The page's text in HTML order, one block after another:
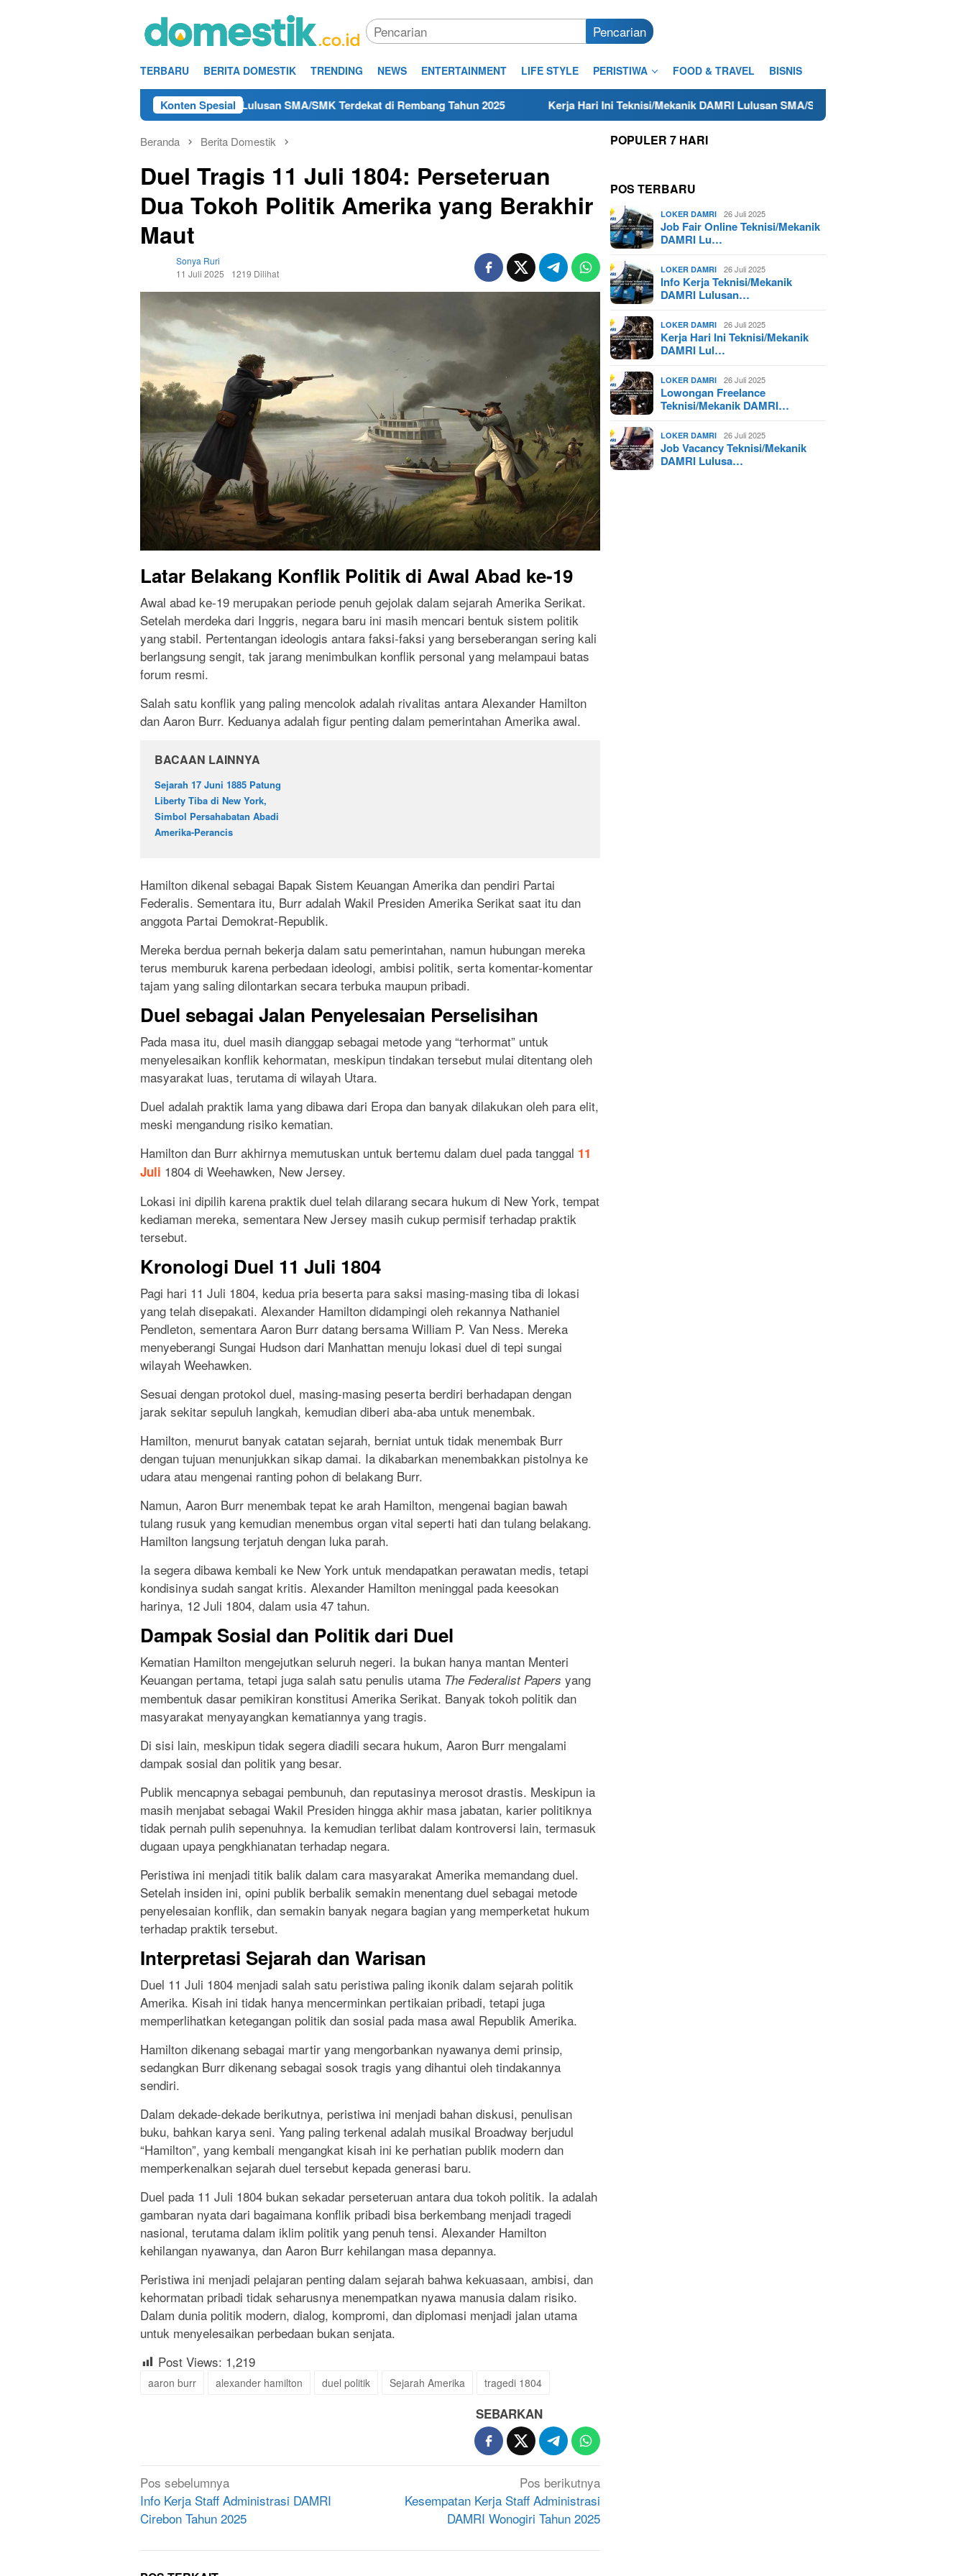
Pencarian
TERBARU BERITA DOMESTIK TRENDING NEWS ENTERTAINMENT LIFE STYLE PERISTIWA FOOD & TRAVEL BISNIS
Konten Spesial
Teknisi/Mekanik DAMRI Lulusan SMA/SMK Terdekat di Rembang Tahun 2025 Kerja Hari Ini Teknisi/Mekanik DAMRI Lulusan SMA/SMK Terdekat di Cilacap Tahun 2025
Beranda Berita Domestik
Duel Tragis 11 Juli 1804: Perseteruan
Dua Tokoh Politik Amerika yang Berakhir
Maut
Sonya Ruri
11 Juli 2025
1219 Dilihat
Latar Belakang Konflik Politik di Awal Abad ke-19
Awal abad ke-19 merupakan periode penuh gejolak dalam sejarah Amerika Serikat.
Setelah merdeka dari Inggris, negara baru ini masih mencari bentuk sistem politik
yang stabil. Pertentangan ideologis antara faksi-faksi yang berseberangan sering kali
berlangsung sengit, tak jarang menimbulkan konflik personal yang melampaui batas
forum resmi.
Salah satu konflik yang paling mencolok adalah rivalitas antara Alexander Hamilton
dan Aaron Burr. Keduanya adalah figur penting dalam pemerintahan Amerika awal.
BACAAN LAINNYA
Sejarah 17 Juni 1885 Patung
Liberty Tiba di New York,
Simbol Persahabatan Abadi
Amerika-Perancis
Hamilton dikenal sebagai Bapak Sistem Keuangan Amerika dan pendiri Partai
Federalis. Sementara itu, Burr adalah Wakil Presiden Amerika Serikat saat itu dan
anggota Partai Demokrat-Republik.
Mereka berdua pernah bekerja dalam satu pemerintahan, namun hubungan mereka
terus memburuk karena perbedaan ideologi, ambisi politik, serta komentar-komentar
tajam yang saling dilontarkan secara terbuka maupun pribadi.
Duel sebagai Jalan Penyelesaian Perselisihan
Pada masa itu, duel masih dianggap sebagai metode yang “terhormat” untuk
menyelesaikan konflik kehormatan, meskipun tindakan tersebut mulai ditentang oleh
masyarakat luas, terutama di wilayah Utara.
Duel adalah praktik lama yang dibawa dari Eropa dan banyak dilakukan oleh para elit,
meski mengandung risiko kematian.
Hamilton dan Burr akhirnya memutuskan untuk bertemu dalam duel pada tanggal 11
Juli 1804 di Weehawken, New Jersey.
Lokasi ini dipilih karena praktik duel telah dilarang secara hukum di New York, tempat
kediaman mereka, sementara New Jersey masih cukup permisif terhadap praktik
tersebut.
Kronologi Duel 11 Juli 1804
Pagi hari 11 Juli 1804, kedua pria beserta para saksi masing-masing tiba di lokasi
yang telah disepakati. Alexander Hamilton didampingi oleh rekannya Nathaniel
Pendleton, sementara Aaron Burr datang bersama William P. Van Ness. Mereka
menyeberangi Sungai Hudson dari Manhattan menuju lokasi duel di tepi sungai
wilayah Weehawken.
Sesuai dengan protokol duel, masing-masing peserta berdiri berhadapan dengan
jarak sekitar sepuluh langkah, kemudian diberi aba-aba untuk menembak.
Hamilton, menurut banyak catatan sejarah, berniat untuk tidak menembak Burr
dengan tujuan menunjukkan sikap damai. Ia dikabarkan menembakkan pistolnya ke
udara atau mengenai ranting pohon di belakang Burr.
Namun, Aaron Burr menembak tepat ke arah Hamilton, mengenai bagian bawah
tulang rusuk yang kemudian menembus organ vital seperti hati dan tulang belakang.
Hamilton langsung terjatuh dengan luka parah.
Ia segera dibawa kembali ke New York untuk mendapatkan perawatan medis, tetapi
kondisinya sudah sangat kritis. Alexander Hamilton meninggal pada keesokan
harinya, 12 Juli 1804, dalam usia 47 tahun.
Dampak Sosial dan Politik dari Duel
Kematian Hamilton mengejutkan seluruh negeri. Ia bukan hanya mantan Menteri
Keuangan pertama, tetapi juga salah satu penulis utama The Federalist Papers yang
membentuk dasar pemikiran konstitusi Amerika Serikat. Banyak tokoh politik dan
masyarakat menyayangkan kematiannya yang tragis.
Di sisi lain, meskipun tidak segera diadili secara hukum, Aaron Burr mengalami
dampak sosial dan politik yang besar.
Publik mencapnya sebagai pembunuh, dan reputasinya merosot drastis. Meskipun ia
masih menjabat sebagai Wakil Presiden hingga akhir masa jabatan, karier politiknya
tidak pernah pulih sepenuhnya. Ia kemudian terlibat dalam kontroversi lain, termasuk
dugaan upaya pengkhianatan terhadap negara.
Peristiwa ini menjadi titik balik dalam cara masyarakat Amerika memandang duel.
Setelah insiden ini, opini publik berbalik semakin menentang duel sebagai metode
penyelesaian konflik, dan semakin banyak negara bagian yang memperketat hukum
terhadap praktik tersebut.
Interpretasi Sejarah dan Warisan
Duel 11 Juli 1804 menjadi salah satu peristiwa paling ikonik dalam sejarah politik
Amerika. Kisah ini tidak hanya mencerminkan pertikaian pribadi, tetapi juga
memperlihatkan ketegangan politik dan sosial pada masa awal Republik Amerika.
Hamilton dikenang sebagai martir yang mengorbankan nyawanya demi prinsip,
sedangkan Burr dikenang sebagai sosok tragis yang dihantui oleh tindakannya
sendiri.
Dalam dekade-dekade berikutnya, peristiwa ini menjadi bahan diskusi, penulisan
buku, bahkan karya seni. Yang paling terkenal adalah musikal Broadway berjudul
“Hamilton”, yang kembali mengangkat kisah ini ke perhatian publik modern dan
memperkenalkan sejarah duel tersebut kepada generasi baru.
Duel pada 11 Juli 1804 bukan sekadar perseteruan antara dua tokoh politik. Ia adalah
gambaran nyata dari bagaimana konflik pribadi bisa berkembang menjadi tragedi
nasional, terutama dalam iklim politik yang penuh tensi. Alexander Hamilton
kehilangan nyawanya, dan Aaron Burr kehilangan masa depannya.
Peristiwa ini menjadi pelajaran penting dalam sejarah bahwa kekuasaan, ambisi, dan
kehormatan pribadi tidak seharusnya menempatkan nyawa manusia dalam risiko.
Dalam dunia politik modern, dialog, kompromi, dan diplomasi menjadi jalan utama
untuk menyelesaikan perbedaan bukan senjata.
Post Views: 1,219
aaron burr alexander hamilton duel politik Sejarah Amerika tragedi 1804
SEBARKAN
Navigasi
pos
Pos sebelumnya
Info Kerja Staff Administrasi DAMRI
Cirebon Tahun 2025
Pos berikutnya
Kesempatan Kerja Staff Administrasi
DAMRI Wonogiri Tahun 2025
POPULER 7 HARI
POS TERBARU
LOKER DAMRI 26 Juli 2025
Job Fair Online Teknisi/Mekanik
DAMRI Lu…
LOKER DAMRI 26 Juli 2025
Info Kerja Teknisi/Mekanik
DAMRI Lulusan…
LOKER DAMRI 26 Juli 2025
Kerja Hari Ini Teknisi/Mekanik
DAMRI Lul…
LOKER DAMRI 26 Juli 2025
Lowongan Freelance
Teknisi/Mekanik DAMRI…
LOKER DAMRI 26 Juli 2025
Job Vacancy Teknisi/Mekanik
DAMRI Lulusa…